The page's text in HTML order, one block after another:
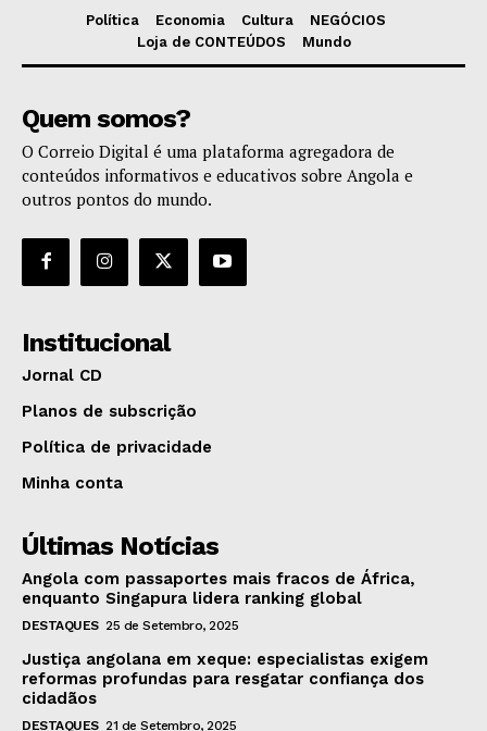
Política Economia Cultura
NEGÓCIOS
Loja de CONTEÚDOS
Mundo
Quem somos?
O Correio Digital é uma plataforma agregadora de
conteúdos informativos e educativos sobre Angola e
outros pontos do mundo.
Institucional
Jornal CD
Planos de subscrição
Política de privacidade
Minha conta
Últimas Notícias
Angola com passaportes mais fracos de África,
enquanto Singapura lidera ranking global
DESTAQUES 25 de Setembro, 2025
Justiça angolana em xeque: especialistas exigem
reformas profundas para resgatar confiança dos
cidadãos
DESTAQUES 21 de Setembro, 2025